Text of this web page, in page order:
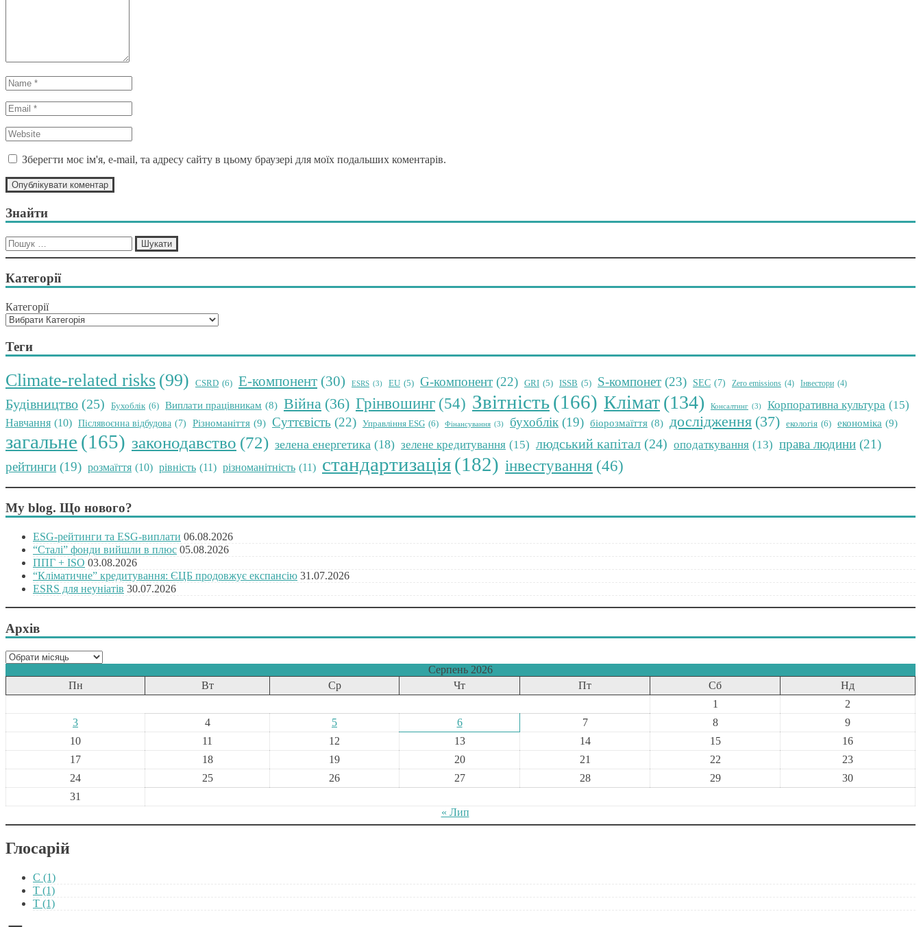
Name
*
Email
*
Website
*
Зберегти моє ім'я, e-mail, та адресу сайту в цьому браузері для моїх подальших коментарів.
Знайти
Пошук:
Категорії
Категорії
Теги
Climate-related risks (99) CSRD (6) E-компонент (30) ESRS (3) EU (5) G-компонент (22) GRI (5) ISSB (5) S-компонет (23) SEC (7) Zero emissions (4) Інвестори (4)
Будівництво (25) Бухоблік (6) Виплати працівникам (8) Війна (36) Грінвошинг (54) Звітність(166) Клімат(134) Консалтинг (3) Корпоративна культура (15)
Навчання (10) Післявоєнна відбудова (7) Різноманіття (9) Суттєвість (22) Управління ESG (6) Фінансування (3) бухоблік (19) біорозмаїття (8) дослідження (37) екологія (6) економіка (9)
загальне (165) законодавство (72) зелена енергетика (18) зелене кредитування (15) людський капітал (24) оподаткування (13) права людини (21)
рейтинги (19) розмаїття (10) рівність (11) різноманітність (11) стандартизація(182) інвестування (46)
My blog. Що нового?
ESG-рейтинги та ESG-виплати 06.08.2026
“Сталі” фонди вийшли в плюс 05.08.2026
ППГ + ISO 03.08.2026
“Кліматичне” кредитування: ЄЦБ продовжує експансію 31.07.2026
ESRS для неуніатів 30.07.2026
Архів
Архів
Серпень 2026
Пн
Вт Ср Чт Пт Сб
Нд
1
2
3
4 5 6 7 8
9
10
11 12 13 14 15
16
17
18 19 20 21 22
23
24
25 26 27 28 29
30
31
« Лип
Глосарій
C (1)
T (1)
Т (1)